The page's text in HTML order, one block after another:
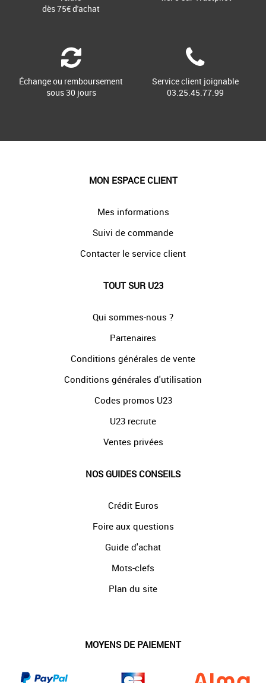
dès 75€ d'achat
Échange ou remboursement
sous 30 jours
Service client joignable
03.25.45.77.99
MON ESPACE CLIENT
Mes informations
Suivi de commande
Contacter le service client
TOUT SUR U23
Qui sommes-nous ?
Partenaires
Conditions générales de vente
Conditions générales d'utilisation
Codes promos U23
U23 recrute
Ventes privées
NOS GUIDES CONSEILS
Crédit Euros
Foire aux questions
Guide d'achat
Mots-clefs
Plan du site
MOYENS DE PAIEMENT